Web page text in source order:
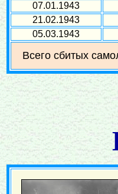
07.01.1943
21.02.1943
05.03.1943
Всего сбитых